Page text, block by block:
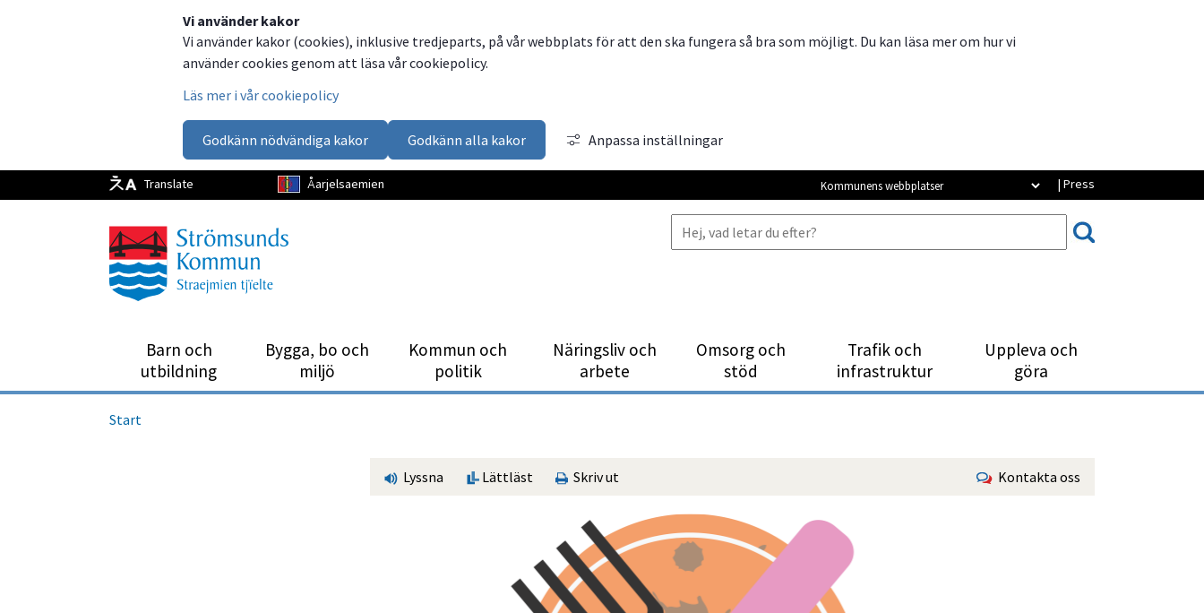
Vi använder kakor
Vi använder kakor (cookies), inklusive tredjeparts, på vår webbplats för att den ska fungera så bra som möjligt. Du kan läsa mer om hur vi
använder cookies genom att läsa vår cookiepolicy.
Läs mer i vår cookiepolicy
Godkänn nödvändiga kakor Godkänn alla kakor Anpassa inställningar
Translate Åarjelsaemien | Press
Kommunens webbplatser
Barn och
utbild­ning
Bygga, bo och
miljö
Kommun och
politik
Närings­liv och
arbete
Omsorg och
stöd
Trafik och
infrastruktur
Uppleva och
göra
Start
Lyssna Lättläst Skriv ut Kontakta oss